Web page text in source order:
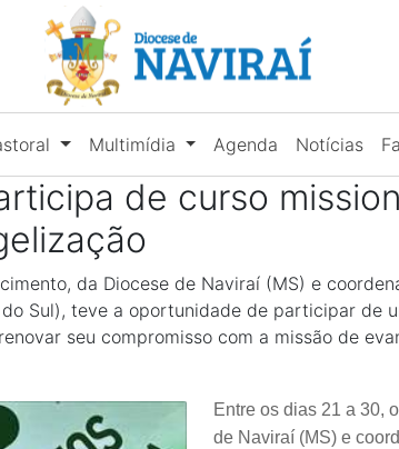
Multimídia Agenda Notícias
de curso
da Diocese de Naviraí (MS) e
Sul), teve a oportunidade de participar de
seu compromisso com a missão de
Entre os dias 21 a 30,
de Naviraí (MS) e